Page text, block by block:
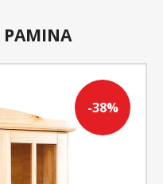
-38%